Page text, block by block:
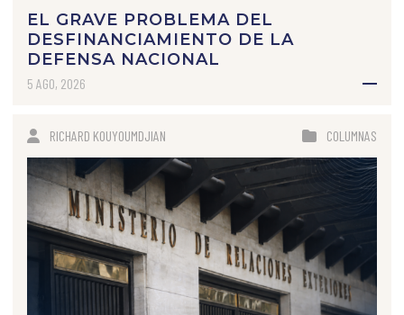
EL GRAVE PROBLEMA DEL
DESFINANCIAMIENTO DE LA
DEFENSA NACIONAL
5 AGO, 2026
RICHARD KOUYOUMDJIAN COLUMNAS